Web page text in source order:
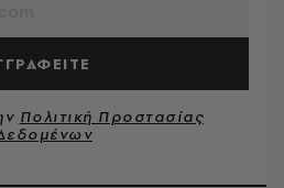
Πολιτική Προστασίας